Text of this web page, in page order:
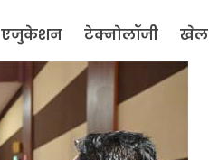
एजुकेशन टेक्नोलॉजी खेल